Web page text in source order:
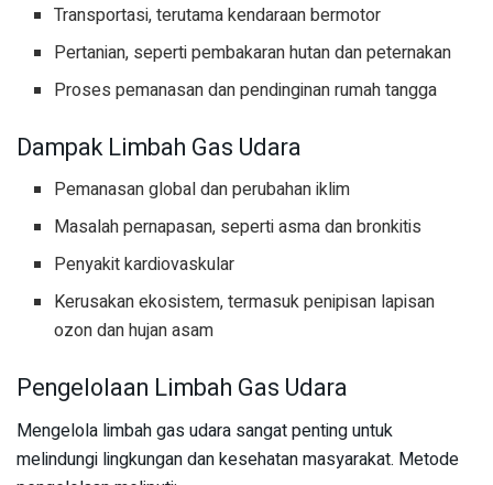
Transportasi, terutama kendaraan bermotor
Pertanian, seperti pembakaran hutan dan peternakan
Proses pemanasan dan pendinginan rumah tangga
Dampak Limbah Gas Udara
Pemanasan global dan perubahan iklim
Masalah pernapasan, seperti asma dan bronkitis
Penyakit kardiovaskular
Kerusakan ekosistem, termasuk penipisan lapisan
ozon dan hujan asam
Pengelolaan Limbah Gas Udara
Mengelola limbah gas udara sangat penting untuk
melindungi lingkungan dan kesehatan masyarakat. Metode